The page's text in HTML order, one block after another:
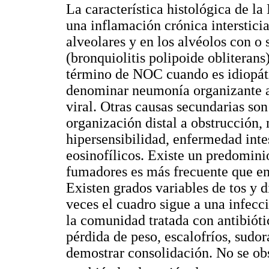
La característica histológica de
una inflamación crónica
alveolares y en los alvéolos con
(bronquiolitis polipoide
término de NOC cuando es
denominar neumonía organizante
viral. Otras causas secundarias
organización distal a
hipersensibilidad, enfermedad
eosinofílicos. Existe un
fumadores es más frecuente que
Existen grados variables de tos y
veces el cuadro sigue a una
la comunidad tratada con
pérdida de peso, escalofríos,
demostrar consolidación. No se